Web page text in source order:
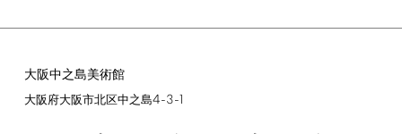
大阪中之島美術館
大阪府大阪市北区中之島4-3-1